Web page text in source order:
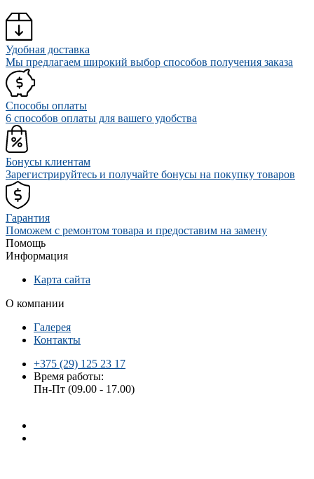
Удобная доставка
Мы предлагаем широкий выбор способов получения заказа
Способы оплаты
6 способов оплаты для вашего удобства
Бонусы клиентам
Зарегистрируйтесь и получайте бонусы на покупку товаров
Гарантия
Поможем с ремонтом товара и предоставим на замену
Помощь
Информация
Карта сайта
О компании
Галерея
Контакты
+375 (29) 125 23 17
Время работы:
Пн-Пт (09.00 - 17.00)